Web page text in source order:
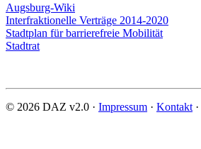
Augsburg-Wiki
Interfraktionelle Verträge 2014-2020
Stadtplan für barrierefreie Mobilität
Stadtrat
© 2026 DAZ v2.0 · Impressum · Kontakt ·